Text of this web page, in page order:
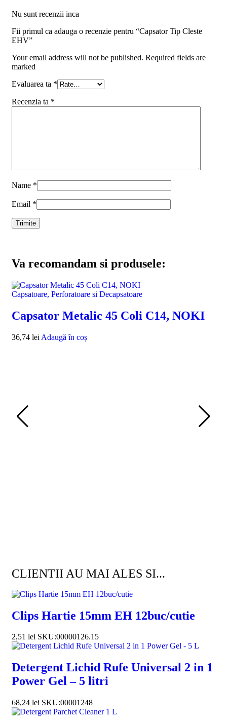
Nu sunt recenzii inca
Fii primul ca adauga o recenzie pentru “Capsator Tip Cleste
EHV”
Your email address will not be published. Required fields are
marked
Evaluarea ta *
Recenzia ta *
Name *
Email *
Va recomandam si produsele:
Capsatoare, Perforatoare si Decapsatoare
Capsator Metalic 45 Coli C14, NOKI
36,74 lei Adaugă în coș
CLIENTII AU MAI ALES SI...
Clips Hartie 15mm EH 12buc/cutie
2,51 lei SKU:00000126.15
Detergent Lichid Rufe Universal 2 in 1
Power Gel – 5 litri
68,24 lei SKU:00001248